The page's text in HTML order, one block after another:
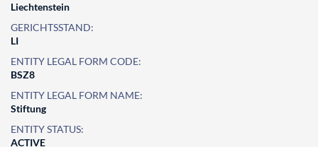
Liechtenstein
GERICHTSSTAND:
LI
ENTITY LEGAL FORM CODE:
BSZ8
ENTITY LEGAL FORM NAME:
Stiftung
ENTITY STATUS:
ACTIVE